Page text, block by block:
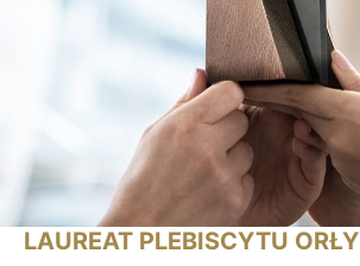
LAUREAT PLEBISCYTU ORŁY